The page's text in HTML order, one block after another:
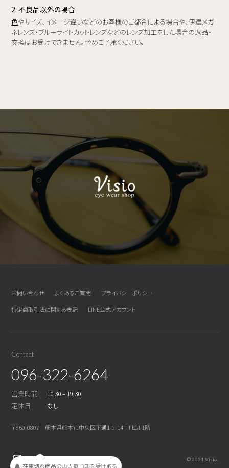
2. 不良品以外の場合
色やサイズ、イメージ違いなどのお客様のご都合による場合や、伊達メガ
ネレンズ・ブルーライトカットレンズなどのレンズ加工をした場合の返品・
交換はお受けできません。予めご了承ください。
お問い合わせ よくあるご質問
プライバシーポリシー
特定商取引法に関する表記
LINE公式アカウント
Contact
096-322-6264
営業時間 10:30 – 19:30
定休日 なし
〒860-0807 熊本県熊本市中央区下通1-5-14 TTビル1階
© 2021 Visio.
在庫切れ商品の再入荷通知を受け取る